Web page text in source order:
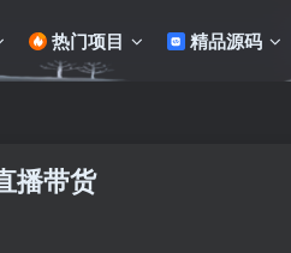
热门项目 精品源码
播带货